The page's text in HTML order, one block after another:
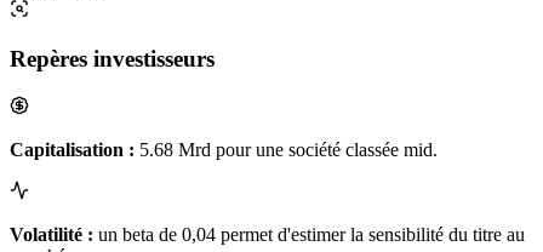
Repères investisseurs
Capitalisation : 5.68 Mrd pour une société classée mid.
Volatilité : un beta de 0,04 permet d'estimer la sensibilité du titre au